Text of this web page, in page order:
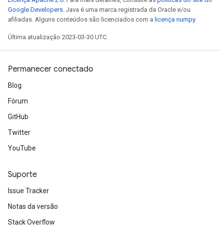
Google Developers. Java é uma marca registrada da Oracle e/ou
afiliadas. Alguns conteúdos são licenciados com a licença numpy.
Última atualização 2023-03-30 UTC.
Permanecer conectado
Blog
Fórum
GitHub
Twitter
YouTube
Suporte
Issue Tracker
Notas da versão
Stack Overflow